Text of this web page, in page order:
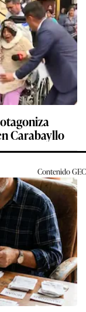
Carabayllo
ContenidoGEC